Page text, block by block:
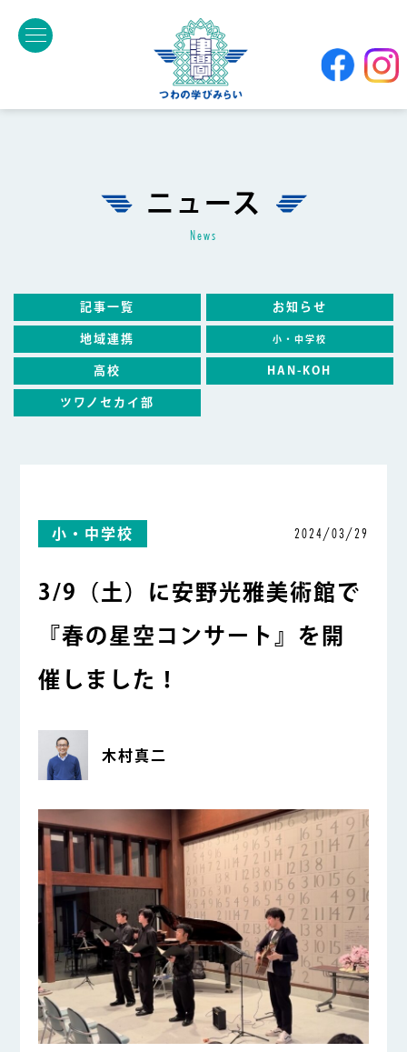
ニュース
news
記事一覧 お知らせ
地域連携 小・中学校
高校 HAN-KOH
ツワノセカイ部
小・中学校 2024/03/29
3/9（土）に安野光雅美術館で
『春の星空コンサート』を開
催しました！
木村真二